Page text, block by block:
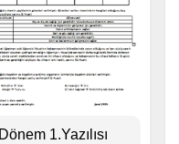
1.Yazılısı